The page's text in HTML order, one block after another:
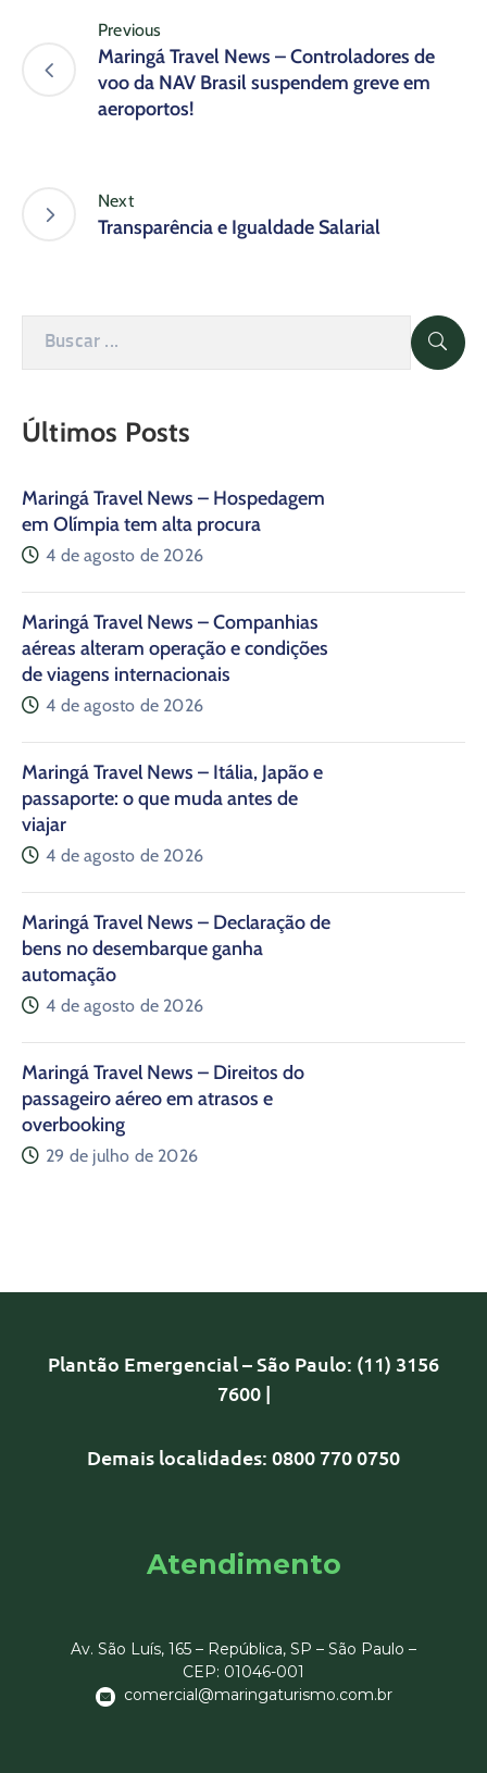
Previous
Maringá Travel News – Controladores de
voo da NAV Brasil suspendem greve em
aeroportos!
Next
Transparência e Igualdade Salarial
Últimos Posts
Maringá Travel News – Hospedagem
em Olímpia tem alta procura
4 de agosto de 2026
Maringá Travel News – Companhias
aéreas alteram operação e condições
de viagens internacionais
4 de agosto de 2026
Maringá Travel News – Itália, Japão e
passaporte: o que muda antes de
viajar
4 de agosto de 2026
Maringá Travel News – Declaração de
bens no desembarque ganha
automação
4 de agosto de 2026
Maringá Travel News – Direitos do
passageiro aéreo em atrasos e
overbooking
29 de julho de 2026
Plantão Emergencial – São Paulo: (11) 3156
7600 |
Demais localidades: 0800 770 0750
Atendimento
Av. São Luís, 165 – República, SP – São Paulo –
CEP: 01046-001
comercial@maringaturismo.com.br